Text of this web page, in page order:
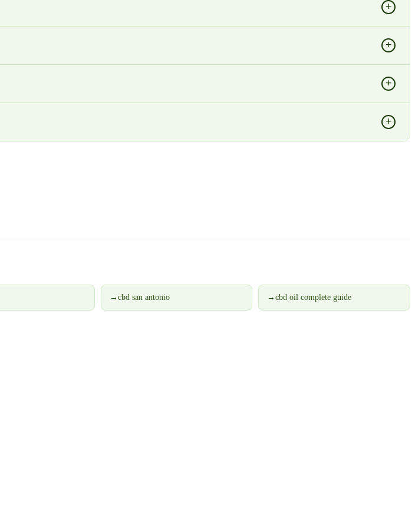
+
+
+
+
→ cbd san antonio →cbd oil complete guide